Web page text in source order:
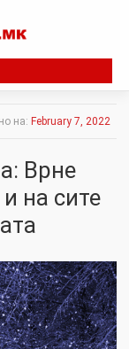
на: February 7, 2022
Врне
на сите